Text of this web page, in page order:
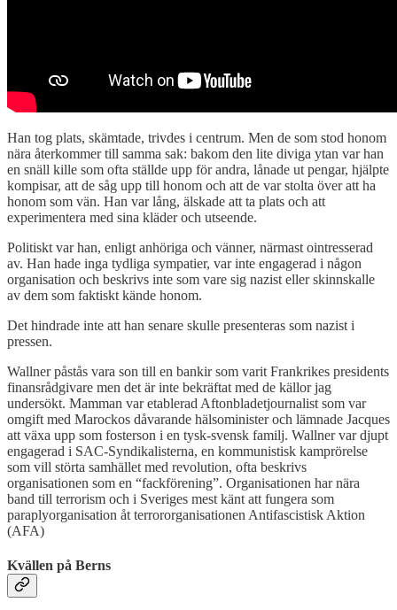
Han tog plats, skämtade, trivdes i centrum. Men de som stod honom
nära återkommer till samma sak: bakom den lite diviga ytan var han
en snäll kille som ofta ställde upp för andra, lånade ut pengar, hjälpte
kompisar, att de såg upp till honom och att de var stolta över att ha
honom som vän. Han var lång, älskade att ta plats och att
experimentera med sina kläder och utseende.
Politiskt var han, enligt anhöriga och vänner, närmast ointresserad
av. Han hade inga tydliga sympatier, var inte engagerad i någon
organisation och beskrivs inte som vare sig nazist eller skinnskalle
av dem som faktiskt kände honom.
Det hindrade inte att han senare skulle presenteras som nazist i
pressen.
Wallner påstås vara son till en bankir som varit Frankrikes presidents
finansrådgivare men det är inte bekräftat med de källor jag
undersökt. Mamman var etablerad Aftonbladetjournalist som var
omgift med Marockos dåvarande hälsominister och lämnade Jacques
att växa upp som fosterson i en tysk-svensk familj. Wallner var djupt
engagerad i SAC-Syndikalisterna, en kommunistisk kamprörelse
som vill störta samhället med revolution, ofta beskrivs
organisationen som en “fackförening”. Organisationen har nära
band till terrorism och i Sveriges mest känt att fungera som
paraplyorganisation åt terrororganisationen Antifascistisk Aktion
(AFA)
Kvällen på Berns